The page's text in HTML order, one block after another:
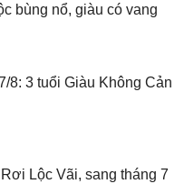
bùng nổ, giàu có vang
8: 3 tuổi Giàu Không Cản
Lộc Vãi, sang tháng 7